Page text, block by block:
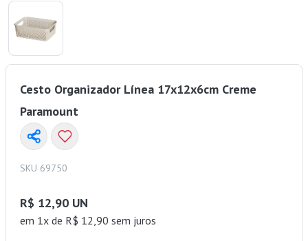
Cesto Organizador Línea 17x12x6cm Creme
Paramount
SKU 69750
R$ 12,90 UN
em 1x de R$ 12,90 sem juros